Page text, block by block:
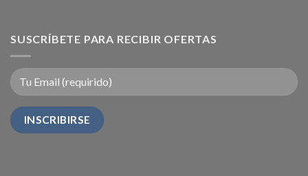
SUSCRÍBETE PARA RECIBIR OFERTAS